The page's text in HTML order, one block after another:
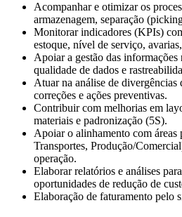
Acompanhar e otimizar os
armazenagem, separação
Monitorar indicadores (KPIs)
estoque, nível de serviço,
Apoiar a gestão das informações
qualidade de dados e
Atuar na análise de divergências
correções e ações preventivas.
Contribuir com melhorias em
materiais e padronização (5S).
Apoiar o alinhamento com áreas
Transportes, Produção/
operação.
Elaborar relatórios e análises
oportunidades de redução de
Elaboração de faturamento pelo